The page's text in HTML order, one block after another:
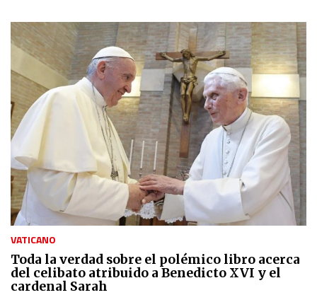
VATICANO
Toda la verdad sobre el polémico libro acerca
del celibato atribuido a Benedicto XVI y el
cardenal Sarah